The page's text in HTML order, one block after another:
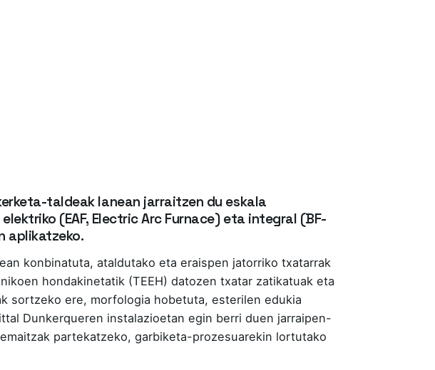
taldeak lanean jarraitzen du eskala
(EAF, Electric Arc Furnace) eta integral (BF-
aplikatzeko.
konbinatuta, ataldutako eta eraispen jatorriko txatarrak
hondakinetatik (TEEH) datozen txatar zatikatuak eta
sortzeko ere, morfologia hobetuta, esterilen edukia
Dunkerqueren instalazioetan egin berri duen jarraipen-
partekatzeko, garbiketa-prozesuarekin lortutako